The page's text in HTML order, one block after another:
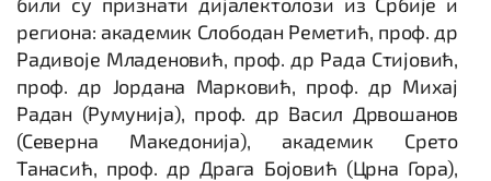
региона: академик Слободан Реметић, проф. др
Радивоје Младеновић, проф. др Рада Стијовић,
проф. др Јордана Марковић, проф. др Михај
Радан (Румунија), проф. др Васил Дрвошанов
(Северна Македонија), академик Срето
Танасић, проф. др Драга Бојовић (Црна Гора),